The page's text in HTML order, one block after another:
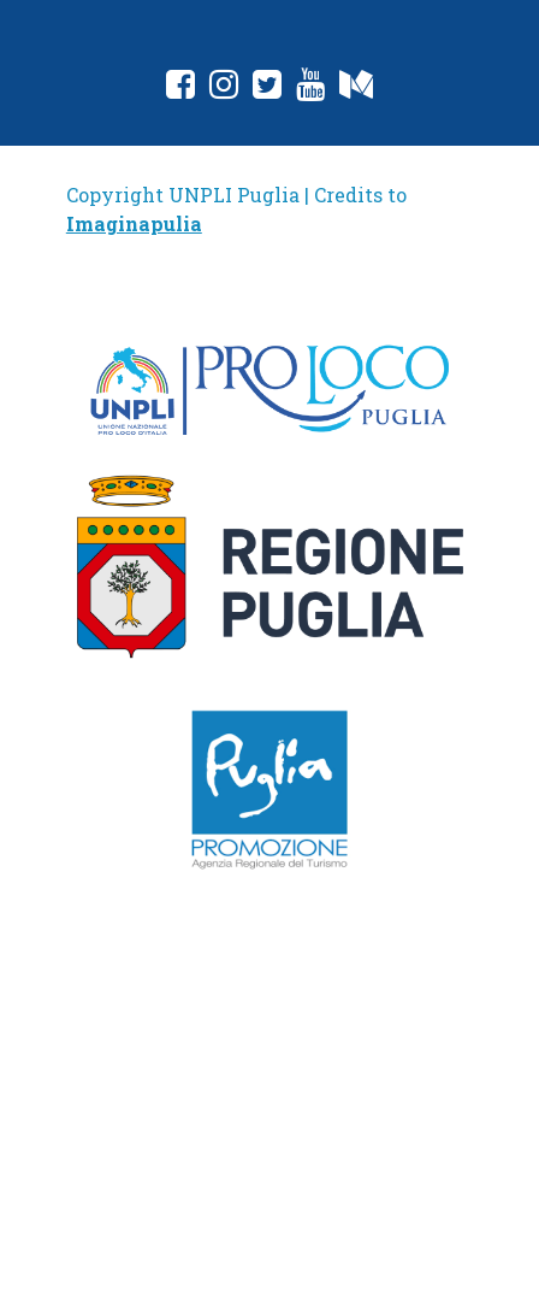
fab fa-facebook-square
fab fa-instagram
fab fa-twitter-square
fab fa-youtube
Copyright UNPLI Puglia | Credits to
Imaginapulia